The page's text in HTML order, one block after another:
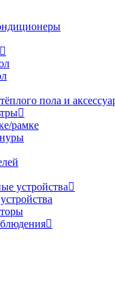
пола и
рамке
устройства